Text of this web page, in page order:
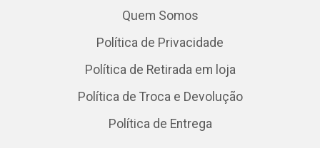
Quem Somos
Política de Privacidade
Política de Retirada em loja
Política de Troca e Devolução
Política de Entrega